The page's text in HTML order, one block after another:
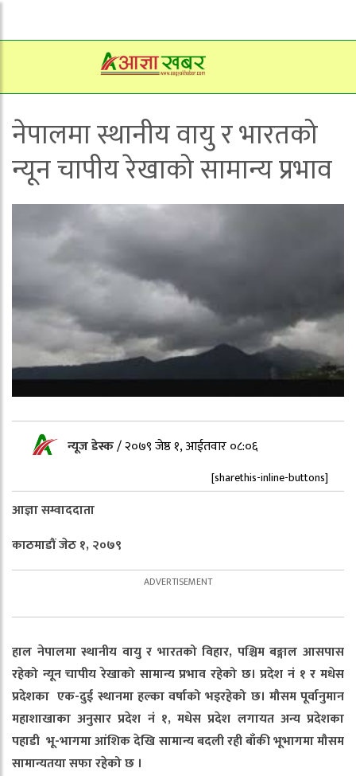
नेपालमा स्थानीय वायु र भारतको
न्यून चापीय रेखाको सामान्य प्रभाव
न्यूज डेस्क/२०७९ जेष्ठ १, आईतवार ०८:०६
[sharethis-inline-buttons]
आज्ञा सम्वाददाता
काठमाडौंजेठ १, २०७९
हाल नेपालमा स्थानीय वायु र भारतको विहार, पश्चिम बङ्गाल आसपास
रहेको न्यून चापीय रेखाको सामान्य प्रभाव रहेको छ। प्रदेश नं १ र मधेस
प्रदेशका एक-दुई स्थानमा हल्का वर्षाको भइरहेको छ। मौसम पूर्वानुमान
महाशाखाका अनुसार प्रदेश नं १,मधेस प्रदेश लगायत अन्य प्रदेशका
पहाडी भू-भागमा आंशिक देखि सामान्य बदली रही बाँकी भूभागमा मौसम
सामान्यतया सफा रहेको छ ।